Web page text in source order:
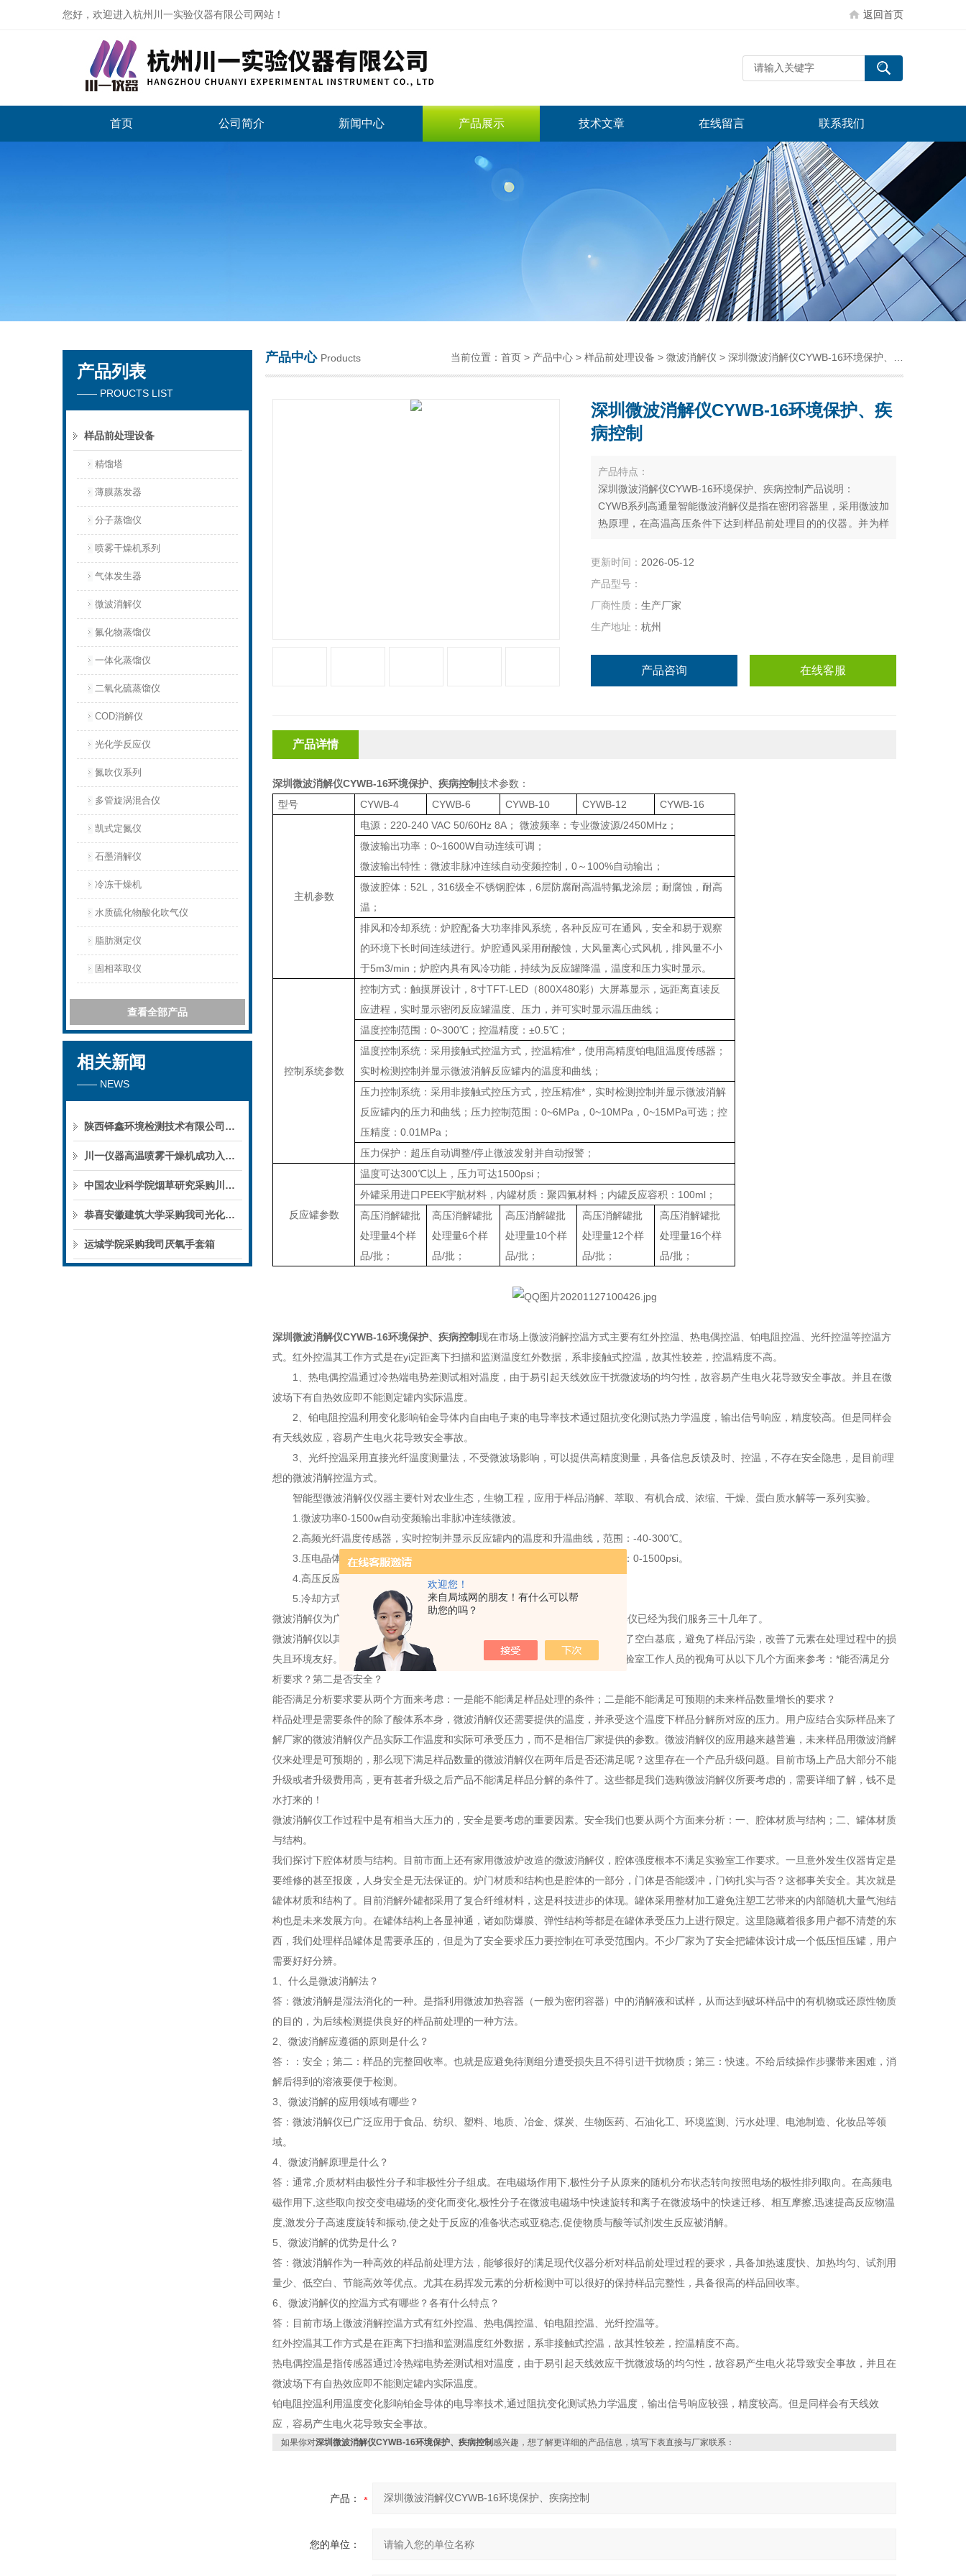
欢迎您！
来自局域网的朋友！有什么可以帮
助您的吗？
您好，欢迎进入杭州川一实验仪器有限公司网站！ 返回首页
杭州川一实验仪器有限公司
首页 公司简介 新闻中心 产品展示 技术文章 在线留言 联系我们
产品列表
—— PROUCTS LIST
样品前处理设备
精馏塔
薄膜蒸发器
分子蒸馏仪
喷雾干燥机系列
气体发生器
微波消解仪
氟化物蒸馏仪
一体化蒸馏仪
二氧化硫蒸馏仪
COD消解仪
光化学反应仪
氮吹仪系列
多管旋涡混合仪
凯式定氮仪
石墨消解仪
冷冻干燥机
水质硫化物酸化吹气仪
脂肪测定仪
固相萃取仪
查看全部产品
相关新闻
—— NEWS
陕西铎鑫环境检测技术有限公司采购我司全自动液液萃取仪
川一仪器高温喷雾干燥机成功入驻鄱阳职业学院，助力职业教育实训平台升级
中国农业科学院烟草研究采购川一仪器喷雾干燥机
恭喜安徽建筑大学采购我司光化学反应仪
运城学院采购我司厌氧手套箱
产品中心 Products 当前位置： 首页 > 产品中心 > 样品前处理设备 > 微波消解仪 > 深圳微波消解仪CYWB-16环境保护、疾病控制
深圳微波消解仪CYWB-16环境保护、疾
病控制
产品特点：
深圳微波消解仪CYWB-16环境保护、疾病控制产品说明：
CYWB系列高通量智能微波消解仪是指在密闭容器里，采用微波加
热原理，在高温高压条件下达到样品前处理目的的仪器。并为样
品、环境保护、疾病控制、质量监督、商品检验、科研院所等领
更新时间： 2026-05-12
产品型号：
厂商性质： 生产厂家
生产地址： 杭州
产品咨询 在线客服
产品详情
深圳微波消解仪CYWB-16环境保护、疾病控制技术参数：
型号
CYWB-4 CYWB-6 CYWB-10 CYWB-12 CYWB-16
主机参数
电源：220-240 VAC 50/60Hz 8A； 微波频率：专业微波源/2450MHz；
微波输出功率：0~1600W自动连续可调；
微波输出特性：微波非脉冲连续自动变频控制，0～100%自动输出；
微波腔体：52L，316级全不锈钢腔体，6层防腐耐高温特氟龙涂层；耐腐蚀，耐高
温；
排风和冷却系统：炉腔配备大功率排风系统，各种反应可在通风，安全和易于观察
的环境下长时间连续进行。炉腔通风采用耐酸蚀，大风量离心式风机，排风量不小
于5m3/min；炉腔内具有风冷功能，持续为反应罐降温，温度和压力实时显示。
控制系统参数
控制方式：触摸屏设计，8寸TFT-LED（800X480彩）大屏幕显示，远距离直读反
应进程，实时显示密闭反应罐温度、压力，并可实时显示温压曲线；
温度控制范围：0~300℃；控温精度：±0.5℃；
温度控制系统：采用接触式控温方式，控温精准*，使用高精度铂电阻温度传感器；
实时检测控制并显示微波消解反应罐内的温度和曲线；
压力控制系统：采用非接触式控压方式，控压精准*，实时检测控制并显示微波消解
反应罐内的压力和曲线；压力控制范围：0~6MPa，0~10MPa，0~15MPa可选；控
压精度：0.01MPa；
压力保护：超压自动调整/停止微波发射并自动报警；
反应罐参数
温度可达300℃以上，压力可达1500psi；
外罐采用进口PEEK宇航材料，内罐材质：聚四氟材料；内罐反应容积：100ml；
高压消解罐批
处理量4个样
品/批；
高压消解罐批
处理量6个样
品/批；
高压消解罐批
处理量10个样
品/批；
高压消解罐批
处理量12个样
品/批；
高压消解罐批
处理量16个样
品/批；
深圳微波消解仪CYWB-16环境保护、疾病控制现在市场上微波消解控温方式主要有红外控温、热电偶控温、铂电阻控温、光纤控温等控温方
式。红外控温其工作方式是在yi定距离下扫描和监测温度红外数据，系非接触式控温，故其性较差，控温精度不高。
1、热电偶控温通过冷热端电势差测试相对温度，由于易引起天线效应干扰微波场的均匀性，故容易产生电火花导致安全事故。并且在微
波场下有自热效应即不能测定罐内实际温度。
2、铂电阻控温利用变化影响铂金导体内自由电子束的电导率技术通过阻抗变化测试热力学温度，输出信号响应，精度较高。但是同样会
有天线效应，容易产生电火花导致安全事故。
3、光纤控温采用直接光纤温度测量法，不受微波场影响，可以提供高精度测量，具备信息反馈及时、控温，不存在安全隐患，是目前i理
想的微波消解控温方式。
智能型微波消解仪仪器主要针对农业生态，生物工程，应用于样品消解、萃取、有机合成、浓缩、干燥、蛋白质水解等一系列实验。
1.微波功率0-1500w自动变频输出非脉冲连续微波。
2.高频光纤温度传感器，实时控制并显示反应罐内的温度和升温曲线，范围：-40-300℃。
3.压电晶体压力传感器，实时控制并显示反应罐内的压力和升压曲线，范围：0-1500psi。
4.高压反应罐：高压力1500psi，高温度300℃，材料PFA、TFM或石英。
5.冷却方式：风冷或水冷，时间小于15分钟。
微波消解仪为广大用户熟知是由于2012年的皮鞋制胶囊事件。在这之前微波消解仪已经为我们服务三十几年了。
微波消解仪以其的热源和加热方式提高了样品处理效率，降低了分析成本，改善了空白基底，避免了样品污染，改善了元素在处理过程中的损
失且环境友好。微波消解仪有这么多优点，那怎么选购一款微波消解仪呢？从实验室工作人员的视角可从以下几个方面来参考：*能否满足分
析要求？第二是否安全？
能否满足分析要求要从两个方面来考虑：一是能不能满足样品处理的条件；二是能不能满足可预期的未来样品数量增长的要求？
样品处理是需要条件的除了酸体系本身，微波消解仪还需要提供的温度，并承受这个温度下样品分解所对应的压力。用户应结合实际样品来了
解厂家的微波消解仪产品实际工作温度和实际可承受压力，而不是相信厂家提供的参数。微波消解仪的应用越来越普遍，未来样品用微波消解
仪来处理是可预期的，那么现下满足样品数量的微波消解仪在两年后是否还满足呢？这里存在一个产品升级问题。目前市场上产品大部分不能
升级或者升级费用高，更有甚者升级之后产品不能满足样品分解的条件了。这些都是我们选购微波消解仪所要考虑的，需要详细了解，钱不是
水打来的！
微波消解仪工作过程中是有相当大压力的，安全是要考虑的重要因素。安全我们也要从两个方面来分析：一、腔体材质与结构；二、罐体材质
与结构。
我们探讨下腔体材质与结构。目前市面上还有家用微波炉改造的微波消解仪，腔体强度根本不满足实验室工作要求。一旦意外发生仪器肯定是
要维修的甚至报废，人身安全是无法保证的。炉门材质和结构也是腔体的一部分，门体是否能缓冲，门钩扎实与否？这都事关安全。其次就是
罐体材质和结构了。目前消解外罐都采用了复合纤维材料，这是科技进步的体现。罐体采用整材加工避免注塑工艺带来的内部随机大量气泡结
构也是未来发展方向。在罐体结构上各显神通，诸如防爆膜、弹性结构等都是在罐体承受压力上进行限定。这里隐藏着很多用户都不清楚的东
西，我们处理样品罐体是需要承压的，但是为了安全要求压力要控制在可承受范围内。不少厂家为了安全把罐体设计成一个低压恒压罐，用户
需要好好分辨。
1、什么是微波消解法？
答：微波消解是湿法消化的一种。是指利用微波加热容器（一般为密闭容器）中的消解液和试样，从而达到破坏样品中的有机物或还原性物质
的目的，为后续检测提供良好的样品前处理的一种方法。
2、微波消解应遵循的原则是什么？
答：：安全；第二：样品的完整回收率。也就是应避免待测组分遭受损失且不得引进干扰物质；第三：快速。不给后续操作步骤带来困难，消
解后得到的溶液要便于检测。
3、微波消解的应用领域有哪些？
答：微波消解仪已广泛应用于食品、纺织、塑料、地质、冶金、煤炭、生物医药、石油化工、环境监测、污水处理、电池制造、化妆品等领
域。
4、微波消解原理是什么？
答：通常,介质材料由极性分子和非极性分子组成。在电磁场作用下,极性分子从原来的随机分布状态转向按照电场的极性排列取向。在高频电
磁作用下,这些取向按交变电磁场的变化而变化,极性分子在微波电磁场中快速旋转和离子在微波场中的快速迁移、相互摩擦,迅速提高反应物温
度,激发分子高速度旋转和振动,使之处于反应的准备状态或亚稳态,促使物质与酸等试剂发生反应被消解。
5、微波消解的优势是什么？
答：微波消解作为一种高效的样品前处理方法，能够很好的满足现代仪器分析对样品前处理过程的要求，具备加热速度快、加热均匀、试剂用
量少、低空白、节能高效等优点。尤其在易挥发元素的分析检测中可以很好的保持样品完整性，具备很高的样品回收率。
6、微波消解仪的控温方式有哪些？各有什么特点？
答：目前市场上微波消解控温方式有红外控温、热电偶控温、铂电阻控温、光纤控温等。
红外控温其工作方式是在距离下扫描和监测温度红外数据，系非接触式控温，故其性较差，控温精度不高。
热电偶控温是指传感器通过冷热端电势差测试相对温度，由于易引起天线效应干扰微波场的均匀性，故容易产生电火花导致安全事故，并且在
微波场下有自热效应即不能测定罐内实际温度。
铂电阻控温利用温度变化影响铂金导体的电导率技术,通过阻抗变化测试热力学温度，输出信号响应较强，精度较高。但是同样会有天线效
应，容易产生电火花导致安全事故。
如果你对深圳微波消解仪CYWB-16环境保护、疾病控制感兴趣，想了解更详细的产品信息，填写下表直接与厂家联系：
产品：
您的单位：